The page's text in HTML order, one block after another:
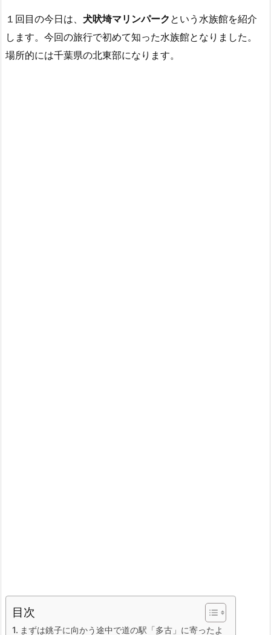
１回目の今日は、 犬吠埼マリンパーク という水族館を紹介
します。今回の旅行で初めて知った水族館となりました。
場所的には千葉県の北東部になります。
目次
まずは銚子に向かう途中で道の駅「多古」に寄ったよ